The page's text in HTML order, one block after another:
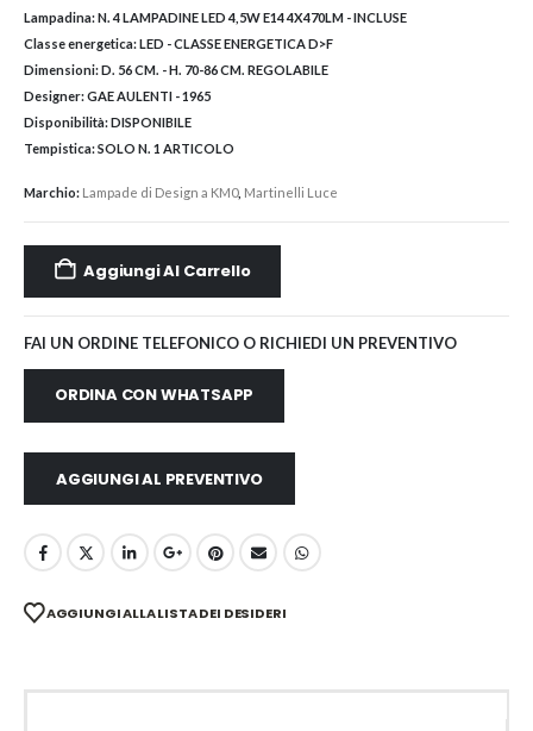
Lampadina:N. 4 LAMPADINE LED 4,5W E14 4X470LM - INCLUSE
Classe energetica:LED - CLASSE ENERGETICA D>F
Dimensioni:D. 56 CM. - H. 70-86 CM. REGOLABILE
Designer:GAE AULENTI - 1965
Disponibilità:DISPONIBILE
Tempistica:SOLO N. 1 ARTICOLO
Marchio: Lampade di Design a KM0, Martinelli Luce
Aggiungi Al Carrello
FAI UN ORDINE TELEFONICO O RICHIEDI UN PREVENTIVO
ORDINA CON WHATSAPP
AGGIUNGI AL PREVENTIVO
AGGIUNGI ALLA LISTA DEI DESIDERI